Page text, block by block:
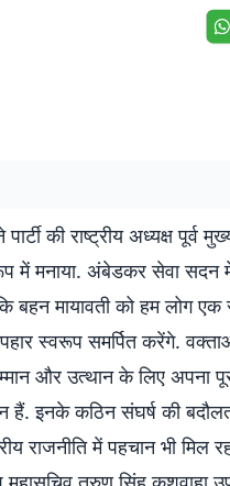
की राष्ट्रीय अध्यक्ष पूर्व
में मनाया. अंबेडकर सेवा सदन
बहन मायावती को हम लोग
स्वरूप समर्पित करेंगे.
और उत्थान के लिए अपना
इनके कठिन संघर्ष की
राजनीति में पहचान भी